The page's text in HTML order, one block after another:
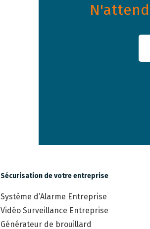
Sécurisation de votre entreprise
Système d’Alarme Entreprise
Vidéo Surveillance Entreprise
Générateur de brouillard